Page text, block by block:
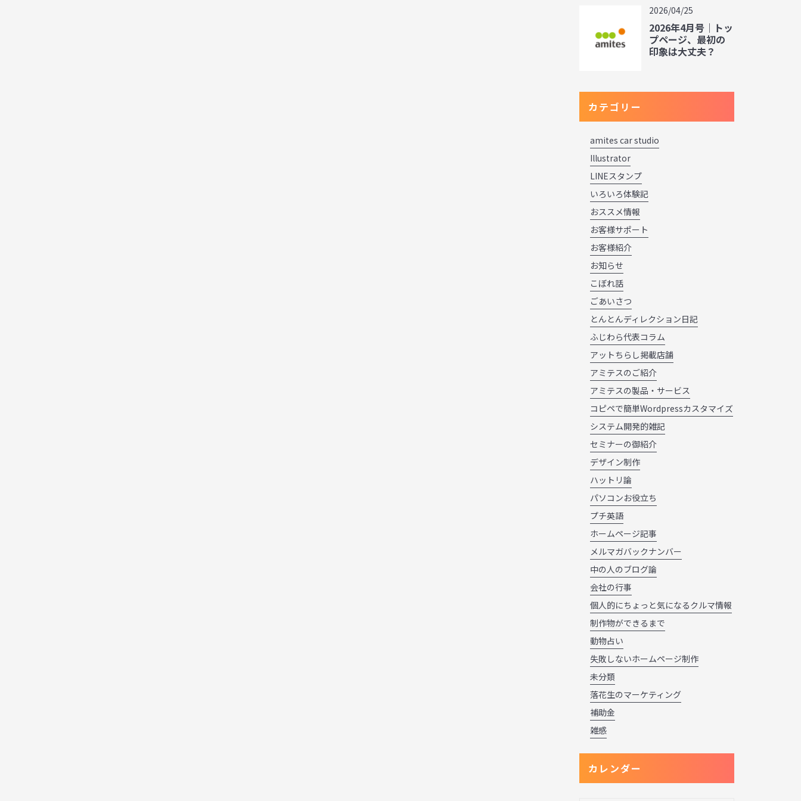
2026/04/25
2026年4月号｜トッ
プページ、最初の
印象は大丈夫？
カテゴリー
amites car studio
Illustrator
LINEスタンプ
いろいろ体験記
おススメ情報
お客様サポート
お客様紹介
お知らせ
こぼれ話
ごあいさつ
とんとんディレクション日記
ふじわら代表コラム
アットちらし掲載店舗
アミテスのご紹介
アミテスの製品・サービス
コピペで簡単Wordpressカスタマイズ
システム開発的雑記
セミナーの御紹介
デザイン制作
ハットリ論
パソコンお役立ち
プチ英語
ホームページ記事
メルマガバックナンバー
中の人のブログ論
会社の行事
個人的にちょっと気になるクルマ情報
制作物ができるまで
動物占い
失敗しないホームページ制作
未分類
落花生のマーケティング
補助金
雑感
カレンダー